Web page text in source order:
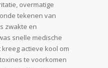
overmatige
tekenen van
zwakte en
snelle medische
actieve kool om
te voorkomen